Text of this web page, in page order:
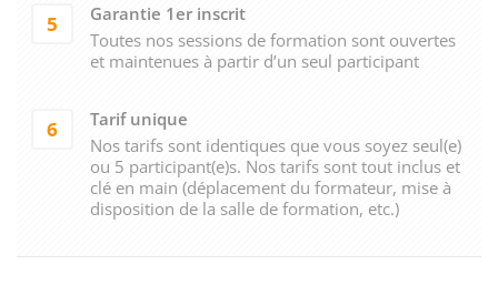
5
Garantie 1er inscrit
Toutes nos sessions de formation sont ouvertes
et maintenues à partir d’un seul participant
6
Tarif unique
Nos tarifs sont identiques que vous soyez seul(e)
ou 5 participant(e)s. Nos tarifs sont tout inclus et
clé en main (déplacement du formateur, mise à
disposition de la salle de formation, etc.)